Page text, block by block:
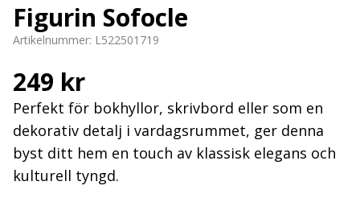
Figurin Sofocle
Artikelnummer: L522501719
249 kr
Perfekt för bokhyllor, skrivbord eller som en
dekorativ detalj i vardagsrummet, ger denna
byst ditt hem en touch av klassisk elegans och
kulturell tyngd.